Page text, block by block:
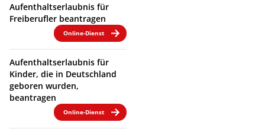
Aufenthaltserlaubnis für
Freiberufler beantragen
Online-Dienst
Aufenthaltserlaubnis für
Kinder, die in Deutschland
geboren wurden,
beantragen
Online-Dienst